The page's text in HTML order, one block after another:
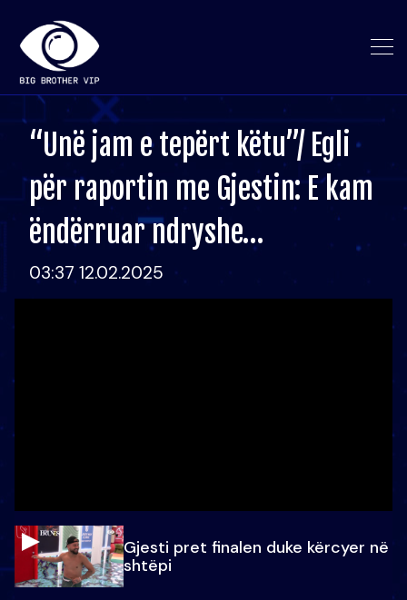
“Unë jam e tepërt këtu”/ Egli
për raportin me Gjestin: E kam
ëndërruar ndryshe…
03:37 12.02.2025
Gjesti pret finalen duke kërcyer në
shtëpi